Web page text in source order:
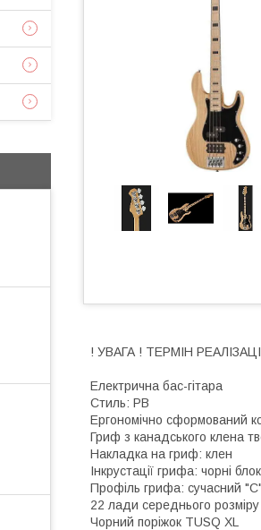
! УВАГА ! ТЕРМІН
Електрична бас-гітара
Стиль: PB
Ергономічно сформований
Гриф з канадського клена
Накладка на гриф: клен
Інкрустації грифа: чорні
Профіль грифа: сучасний "C"
22 лади середнього
Чорний поріжок TUSQ XL